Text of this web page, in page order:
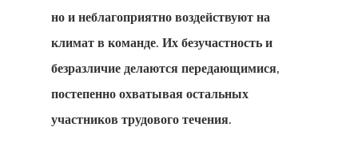
но и неблагоприятно воздействуют на
климат в команде. Их безучастность и
безразличие делаются передающимися,
постепенно охватывая остальных
участников трудового течения.